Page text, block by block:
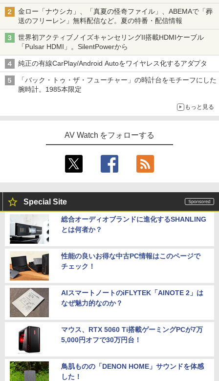
金ロー「ナウシカ」、「真夏の怪奇ファイル」、ABEMAで「葬
送のフリーレン」無料配信など。夏の特番・配信情報
世界初アクティブノイズキャンセリングII搭載HDMIケーブル
「Pulsar HDMI」。SilentPowerから
純正の有線CarPlay/Android Autoをワイヤレス化するアダプタ
「バック・トゥ・ザ・フューチャー」の時計台をモチーフにした
腕時計。1985本限定
もっと見る
AV Watch をフォローする
Special Site
総合オーディオブランドに進化するSHANLING
とは何者か？
性能の良いお得な中古PC情報はこのページで
チェック！
AIスマートノートのiFLYTEK「AINOTE 2」は
なぜ魅力的なのか？
マウス、RTX 5060 Ti搭載ゲーミングPCが7万
5,000円オフで30万円台！
鳥肌ものの「DENON HOME」サウンドを体感
した！